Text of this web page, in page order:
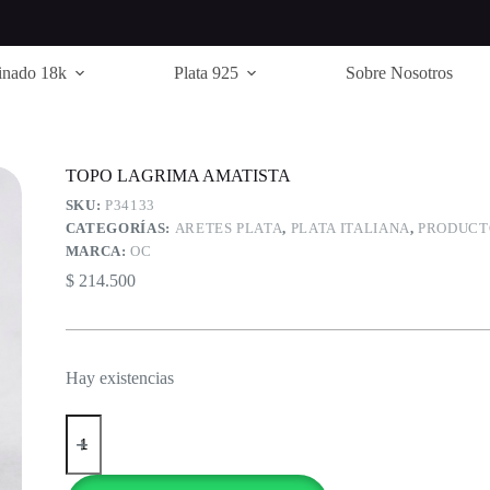
18k Plata 925 Sobre Nosotros
TOPO LAGRIMA AMATISTA
SKU:P34133
CATEGORÍAS: ARETES PLATA, PLATA ITALIANA,
MARCA:OC
$214.500
Hay existencias
TOPO
LAGRIMA
cantidad